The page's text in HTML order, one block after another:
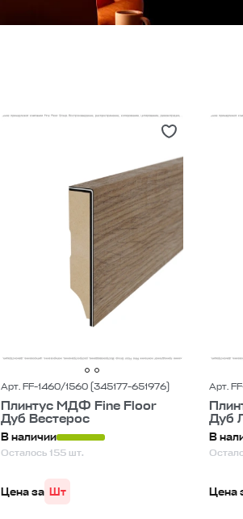
Арт. FF-1460/1560 (345177-651976)
Плинтус МДФ Fine Floor
Дуб Вестерос
В наличии
Осталось 155 шт.
Цена за Шт
Арт.
Дуб
В
Цена